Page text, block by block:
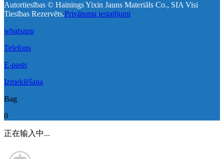
Autortiesības © Hainings Yixin Jauns Materiāls Co., SIA Visi
Tiesības Rezervēts.Privātuma iestatījumi
whatsapp
Telefons
E-pasts
Izmeklēšana
Bag
0
正在输入中...